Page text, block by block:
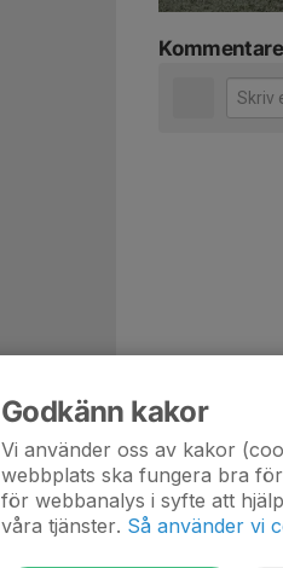
Godkänn kakor
Vi använder oss av kakor
webbplats ska fungera bra
för webbanalys i syfte att
våra tjänster. Så använder vi